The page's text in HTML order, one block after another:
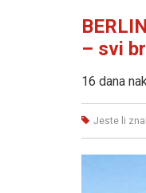
– svi
16 dana
Jeste li